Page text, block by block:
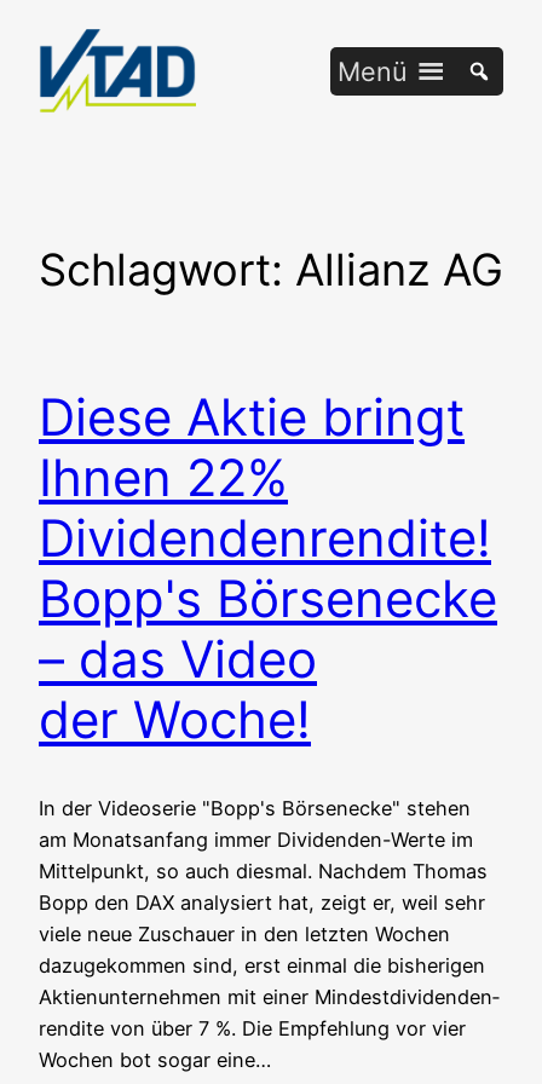
springen
Menü
Schlagwort: Allianz AG
Diese Aktie bringt
Ihnen 22%
Dividendenrendite!
Bopp's Börsenecke
– das Video
der Woche!
In der Video­se­rie "Bopp's Bör­sen­ecke" ste­hen
am Monats­an­fang immer Divi­den­den-Wer­te im
Mit­tel­punkt, so auch dies­mal. Nach­dem Tho­mas
Bopp den DAX ana­ly­siert hat, zeigt er, weil sehr
vie­le neue Zuschau­er in den letz­ten Wochen
dazu­ge­kom­men sind, erst ein­mal die bis­he­ri­gen
Akti­en­un­ter­neh­men mit einer Min­dest­di­vi­den­den­
ren­di­te von über 7 %. Die Emp­feh­lung vor vier
Wochen bot sogar eine…